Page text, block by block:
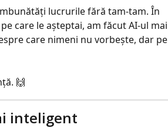
lucrurile fără tam-tam. În
care le așteptai, am făcut AI-ul mai
care nimeni nu vorbește, dar pe
🙌
inteligent